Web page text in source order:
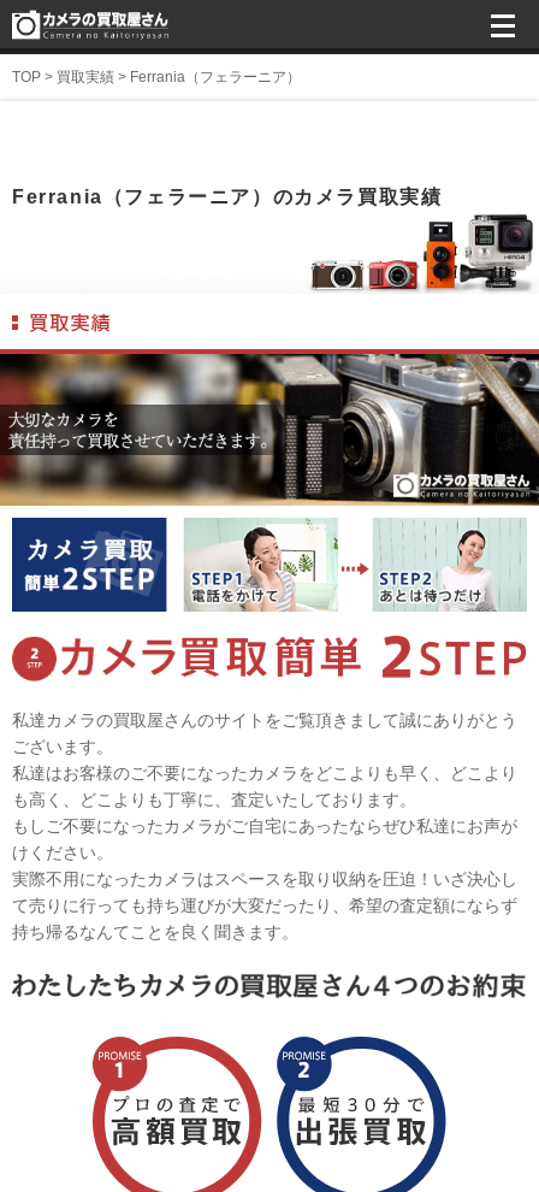
TOP > 買取実績 > Ferrania（フェラーニア）
Ferrania（フェラーニア）のカメラ買取実績
私達カメラの買取屋さんのサイトをご覧頂きまして誠にありがとう
ございます。
私達はお客様のご不要になったカメラをどこよりも早く、どこより
も高く、どこよりも丁寧に、査定いたしております。
もしご不要になったカメラがご自宅にあったならぜひ私達にお声が
けください。
実際不用になったカメラはスペースを取り収納を圧迫！いざ決心し
て売りに行っても持ち運びが大変だったり、希望の査定額にならず
持ち帰るなんてことを良く聞きます。